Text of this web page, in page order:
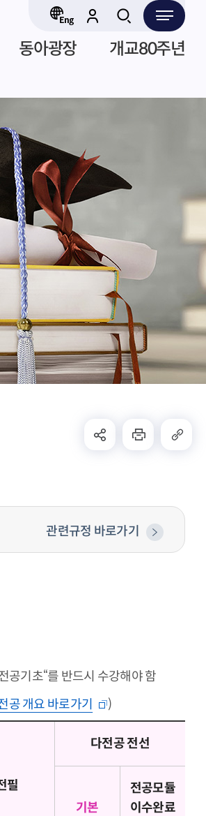
동아광장 개교80주년
관련규정 바로가기
공기초“를 반드시 수강해야 함
개요 바로가기 )
필
다전공 전선
기본
전공모듈
이수완료